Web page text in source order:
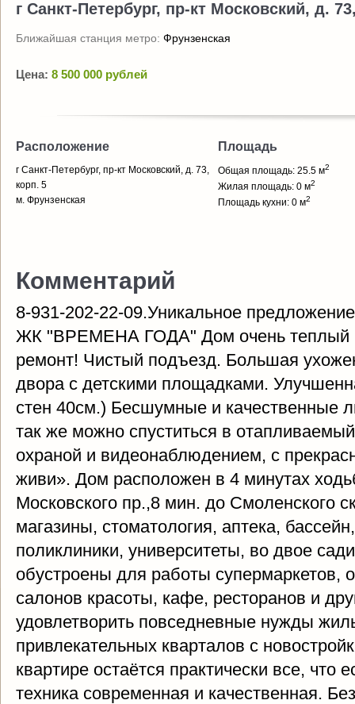
г Санкт-Петербург, пр-кт Московский, д.
Ближайшая станция метро: Фрунзенская
Цена: 8 500 000 рублей
Расположение
г Санкт-Петербург, пр-кт Московский, д. 73,
корп. 5
м. Фрунзенская
Площадь
Общая площадь: 25.5 м2
Жилая площадь: 0 м2
Площадь кухни: 0 м2
Комментарий
8-931-202-22-09.Уникальное
ЖК "ВРЕМЕНА ГОДА" Дом очень теплый и
ремонт! Чистый подъезд. Большая
двора с детскими площадками.
стен 40см.) Бесшумные и качественные
так же можно спуститься в
охраной и видеонаблюдением, с
живи». Дом расположен в 4 минутах
Московского пр.,8 мин. до Смоленского
магазины, стоматология, аптека,
поликлиники, университеты, во двое
обустроены для работы супермаркетов,
салонов красоты, кафе, ресторанов и
удовлетворить повседневные нужды
привлекательных кварталов с
квартире остаётся практически все, что
техника современная и качественная.